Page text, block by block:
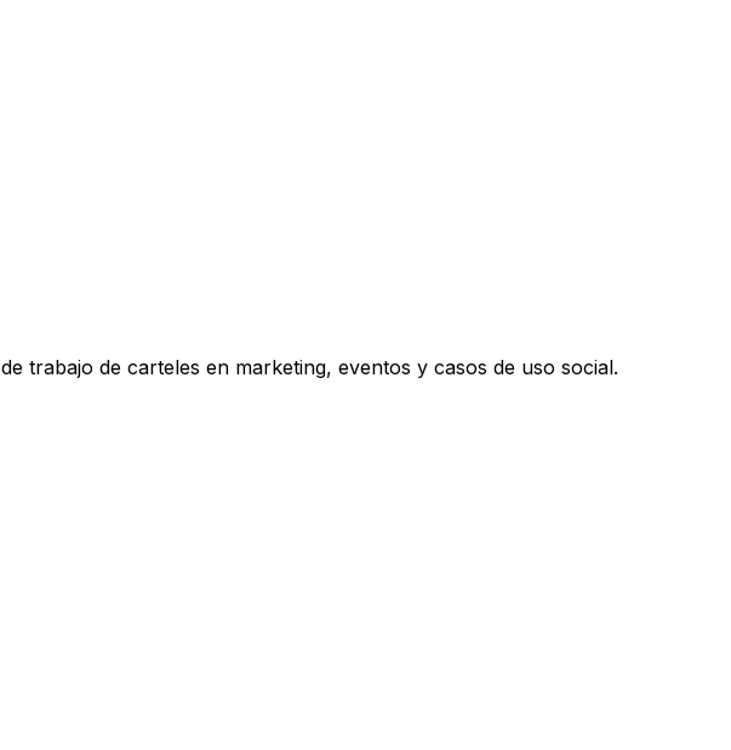
trabajo de carteles en marketing, eventos y casos de uso social.